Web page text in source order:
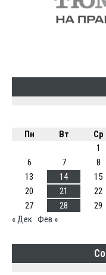
Пн
Вт Ср
1
6
7 8
13
14 15
20
21 22
27
28 29
« Дек Фев »